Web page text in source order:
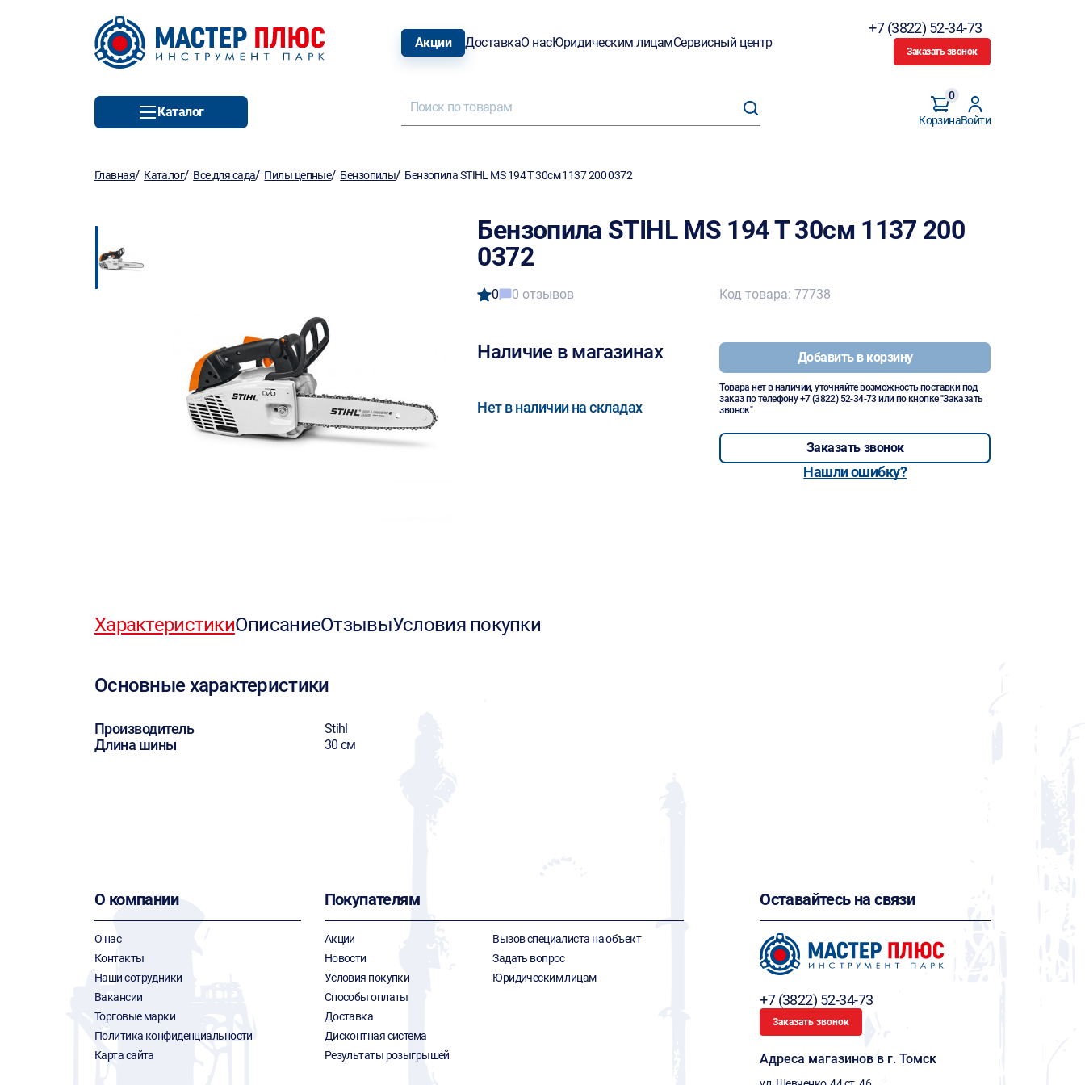
Акции ДоставкаО насЮридическим лицамСервисный центр
+7 (3822) 52-34-73
Заказать звонок
Каталог
Корзина
0
Войти
Главная/ Каталог/ Все для сада/ Пилы цепные/ Бензопилы/ Бензопила STIHL MS 194 T 30см 1137 200 0372
Бензопила STIHL MS 194 T 30см 1137 200
0372
0 0 отзывов
Наличие в магазинах
Нет в наличии на складах
Код товара: 77738
Добавить в корзину
Товара нет в наличии, уточняйте возможность поставки под
заказ по телефону+7 (3822) 52-34-73 или по кнопке "Заказать
звонок"
Заказать звонок
Нашли ошибку?
ХарактеристикиОписаниеОтзывыУсловия покупки
Основные характеристики
Производитель Stihl
Длина шины 30 см
О компании
О нас
Контакты
Наши сотрудники
Вакансии
Торговые марки
Политика конфиденциальности
Карта сайта
Покупателям
Акции
Новости
Условия покупки
Способы оплаты
Доставка
Дисконтная система
Результаты розыгрышей
Вызов специалиста на объект
Задать вопрос
Юридическим лицам
Оставайтесь на связи
+7 (3822) 52-34-73
Заказать звонок
Адреса магазинов в г. Томск